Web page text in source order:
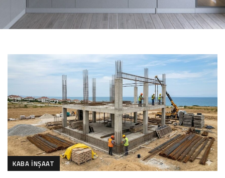
KABA İNŞAAT